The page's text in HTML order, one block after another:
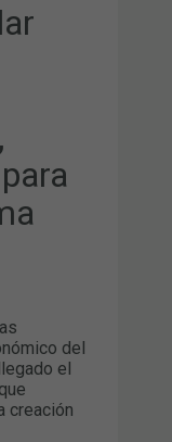
del
el
creación